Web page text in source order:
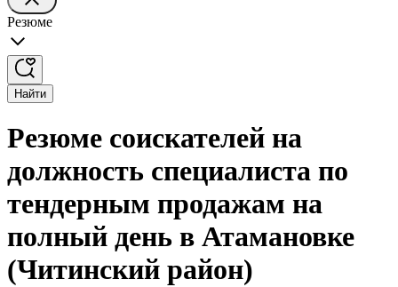
Резюме
Найти
Резюме соискателей на
должность специалиста по
тендерным продажам на
полный день в Атамановке
(Читинский район)